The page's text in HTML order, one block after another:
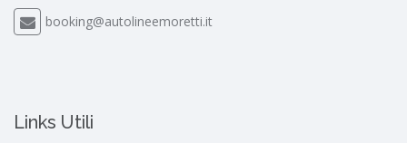
booking@autolineemoretti.it
Links Utili